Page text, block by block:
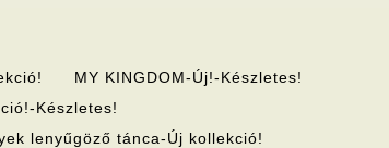
MY KINGDOM-Új!-Készletes!
Készletes!
lenyűgöző tánca-Új kollekció!